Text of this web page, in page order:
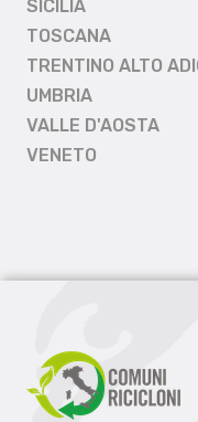
SICILIA
TOSCANA
TRENTINO ALTO
UMBRIA
VALLE D'AOSTA
VENETO